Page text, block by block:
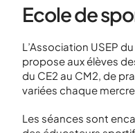
Ecole de
L’Association USEP
propose aux élèves
du CE2 au CM2, de
variées chaque
Les séances sont